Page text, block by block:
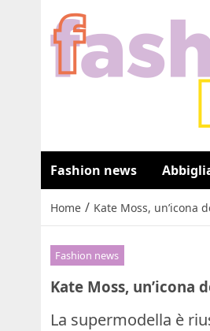
Fashion news
Home / Kate Moss, un’icona
Fashion news
Kate Moss, un’icona
La supermodella è